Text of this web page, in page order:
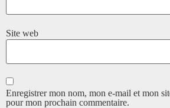
Site web
Enregistrer mon nom, mon e-mail et mon
pour mon prochain commentaire.